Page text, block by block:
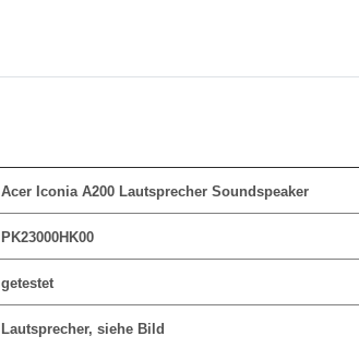
Acer Iconia A200 Lautsprecher Soundspeaker
PK23000HK00
getestet
Lautsprecher, siehe Bild